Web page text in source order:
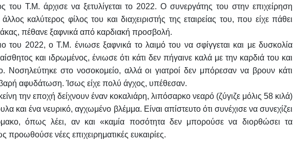
του Τ.Μ. άρχισε να ξετυλίγεται το 2022. Ο συνεργάτης του στην επιχείρηση
καλύτερος φίλος του και διαχειριστής της εταιρείας του, που είχε πάθει
πέθανε ξαφνικά από καρδιακή προσβολή.
του 2022, ο Τ.Μ. ένιωσε ξαφνικά το λαιμό του να σφίγγεται και με δυσκολία
και ιδρωμένος, ένιωσε ότι κάτι δεν πήγαινε καλά με την καρδιά του και
Νοσηλεύτηκε στο νοσοκομείο, αλλά οι γιατροί δεν μπόρεσαν να βρουν κάτι
αφυδάτωση. Ίσως είχε πολύ άγχος, υπέθεσαν.
την εποχή δείχνουν έναν κοκαλιάρη, λιπόσαρκο νεαρό (ζύγιζε μόλις 58 κιλά)
και ένα νευρικό, αγχωμένο βλέμμα. Είναι απίστευτο ότι συνέχισε να συνεχίζει
όπως λέει, αν και «καμία ποσότητα δεν μπορούσε να διορθώσει τα
νέες επιχειρηματικές ευκαιρίες.